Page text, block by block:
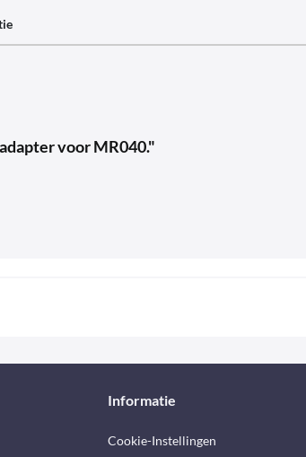
voor MR040."
Informatie
Cookie-Instellingen